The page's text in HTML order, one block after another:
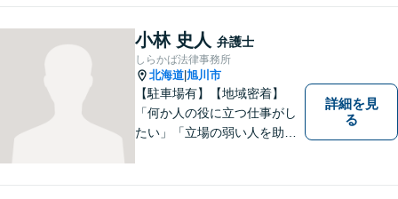
みでも気軽にご相談いただけ
る「信頼できる弁護士」を目
指しています。【夜間や休日
相談も対応可能】【旭川市の
総合法律事務所】
小林 史人 弁護士
しらかば法律事務所
北海道 旭川市
【駐車場有】【地域密着】
「何か人の役に立つ仕事がし
たい」「立場の弱い人を助け
らではの基準や慣習を理解し
詳細を見
る